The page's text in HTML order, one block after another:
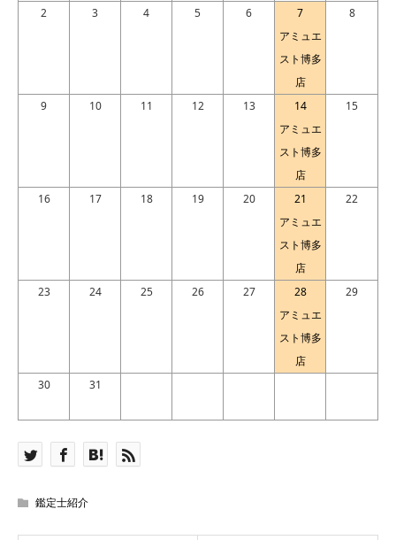
2 3 4 5 6
7
アミュエ
スト博多
店
8
9 10 11 12 13
14
アミュエ
スト博多
店
15
16 17 18 19 20
21
アミュエ
スト博多
店
22
23 24 25 26 27
28
アミュエ
スト博多
店
29
30 31
鑑定士紹介